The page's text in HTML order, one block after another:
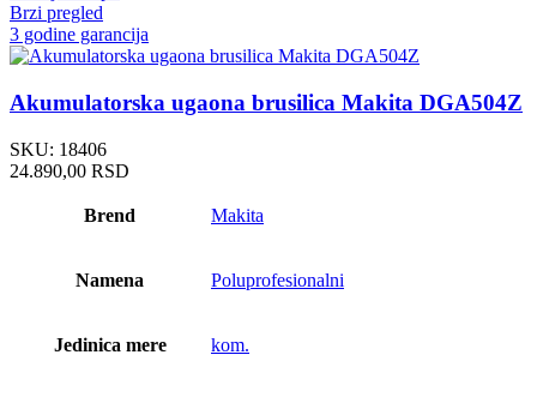
Brzi pregled
3 godine garancija
Akumulatorska ugaona brusilica Makita DGA504Z
SKU: 18406
24.890,00 RSD
Brend Makita
Namena Poluprofesionalni
Jedinica mere kom.